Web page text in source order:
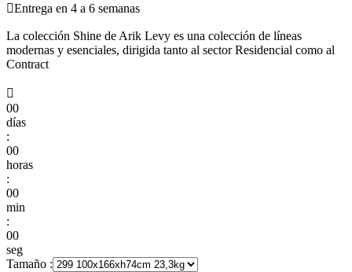
Entrega en 4 a 6 semanas
La colección Shine de Arik Levy es una colección de líneas
modernas y esenciales, dirigida tanto al sector Residencial como al
Contract

00
días
:
00
horas
:
00
min
:
00
seg
Tamaño :